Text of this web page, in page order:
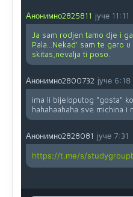
Анонимно2825811 јуче 11:11
Ja sam rodjen tamo dje i
Pala...Nekad' sam te garo
skitas,nevalja ti poso.
Анонимно2800732 јуче 6:18
ima li bijeloputog "gosta"
hahahaahaha sve michina i
Анонимно2828081 јуче 7:31
https://t.me/s/